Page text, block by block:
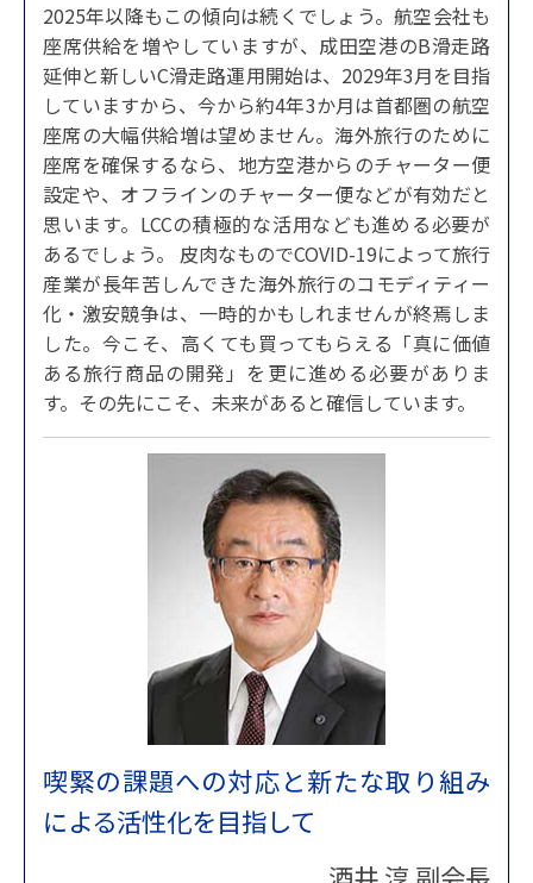
2025年以降もこの傾向は続くでしょう。航空会社も
座席供給を増やしていますが、成田空港のB滑走路
延伸と新しいC滑走路運用開始は、2029年3月を目指
していますから、今から約4年3か月は首都圏の航空
座席の大幅供給増は望めません。海外旅行のために
座席を確保するなら、地方空港からのチャーター便
設定や、オフラインのチャーター便などが有効だと
思います。LCCの積極的な活用なども進める必要が
あるでしょう。 皮肉なものでCOVID-19によって旅行
産業が長年苦しんできた海外旅行のコモディティー
化・激安競争は、一時的かもしれませんが終焉しま
した。今こそ、高くても買ってもらえる「真に価値
ある旅行商品の開発」を更に進める必要がありま
す。その先にこそ、未来があると確信しています。
喫緊の課題への対応と新たな取り組み
による活性化を目指して